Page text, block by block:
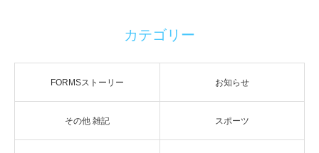
カテゴリー
FORMSストーリー お知らせ
その他 雑記 スポーツ